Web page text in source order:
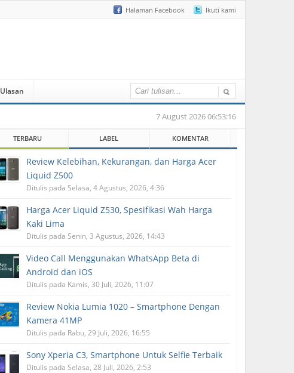
Halaman Facebook Ikuti kami
Ulasan
7 August 2026 06:53:16
TERBARU LABEL KOMENTAR
Review Kelebihan, Kekurangan, dan Harga Acer
Liquid Z500
Ditulis pada Selasa, 4 Agustus, 2026, 4:36
Harga Acer Liquid Z530, Spesifikasi Wah Harga
Kaki Lima
Ditulis pada Senin, 3 Agustus, 2026, 14:43
Video Call Menggunakan WhatsApp Beta di
Android dan iOS
Ditulis pada Kamis, 30 Juli, 2026, 11:07
Review Nokia Lumia 1020 – Smartphone Dengan
Kamera 41MP
Ditulis pada Rabu, 29 Juli, 2026, 16:55
Sony Xperia C3, Smartphone Untuk Selfie Terbaik
Ditulis pada Selasa, 28 Juli, 2026, 2:53